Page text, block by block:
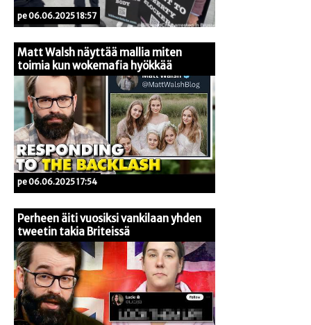
pe 06.06.2025 18:57
Matt Walsh näyttää mallia miten
toimia kun wokemafia hyökkää
pe 06.06.2025 17:54
Perheen äiti vuosiksi vankilaan yhden
tweetin takia Briteissä